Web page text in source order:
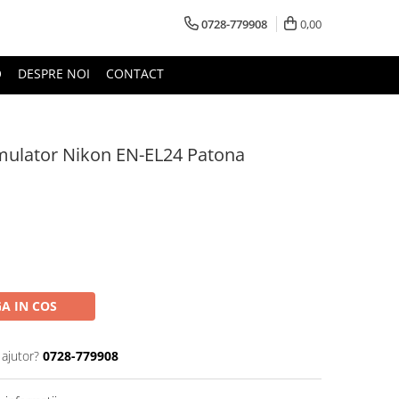
0728-779908 0,00
DESPRE NOI CONTACT
Nikon EN-EL24 Patona
IN COS
0728-779908